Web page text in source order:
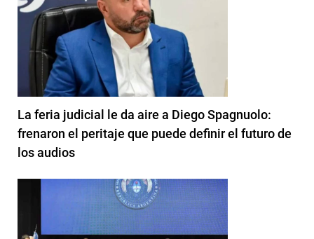
La feria judicial le da aire a Diego Spagnuolo:
frenaron el peritaje que puede definir el futuro de
los audios